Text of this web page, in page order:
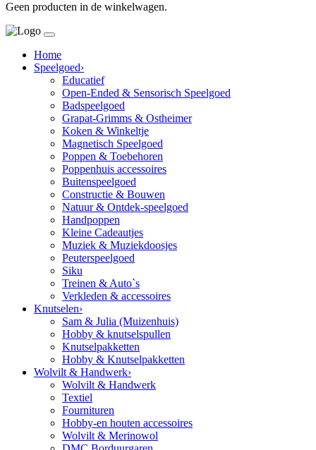
Geen producten in de winkelwagen.
Home
Speelgoed›
Educatief
Open-Ended & Sensorisch Speelgoed
Badspeelgoed
Grapat-Grimms & Ostheimer
Koken & Winkeltje
Magnetisch Speelgoed
Poppen & Toebehoren
Poppenhuis accessoires
Buitenspeelgoed
Constructie & Bouwen
Natuur & Ontdek-speelgoed
Handpoppen
Kleine Cadeautjes
Muziek & Muziekdoosjes
Peuterspeelgoed
Siku
Treinen & Auto`s
Verkleden & accessoires
Knutselen›
Sam & Julia (Muizenhuis)
Hobby & knutselspullen
Knutselpakketten
Hobby & Knutselpakketten
Wolvilt & Handwerk›
Wolvilt & Handwerk
Textiel
Fournituren
Hobby-en houten accessoires
Wolvilt & Merinowol